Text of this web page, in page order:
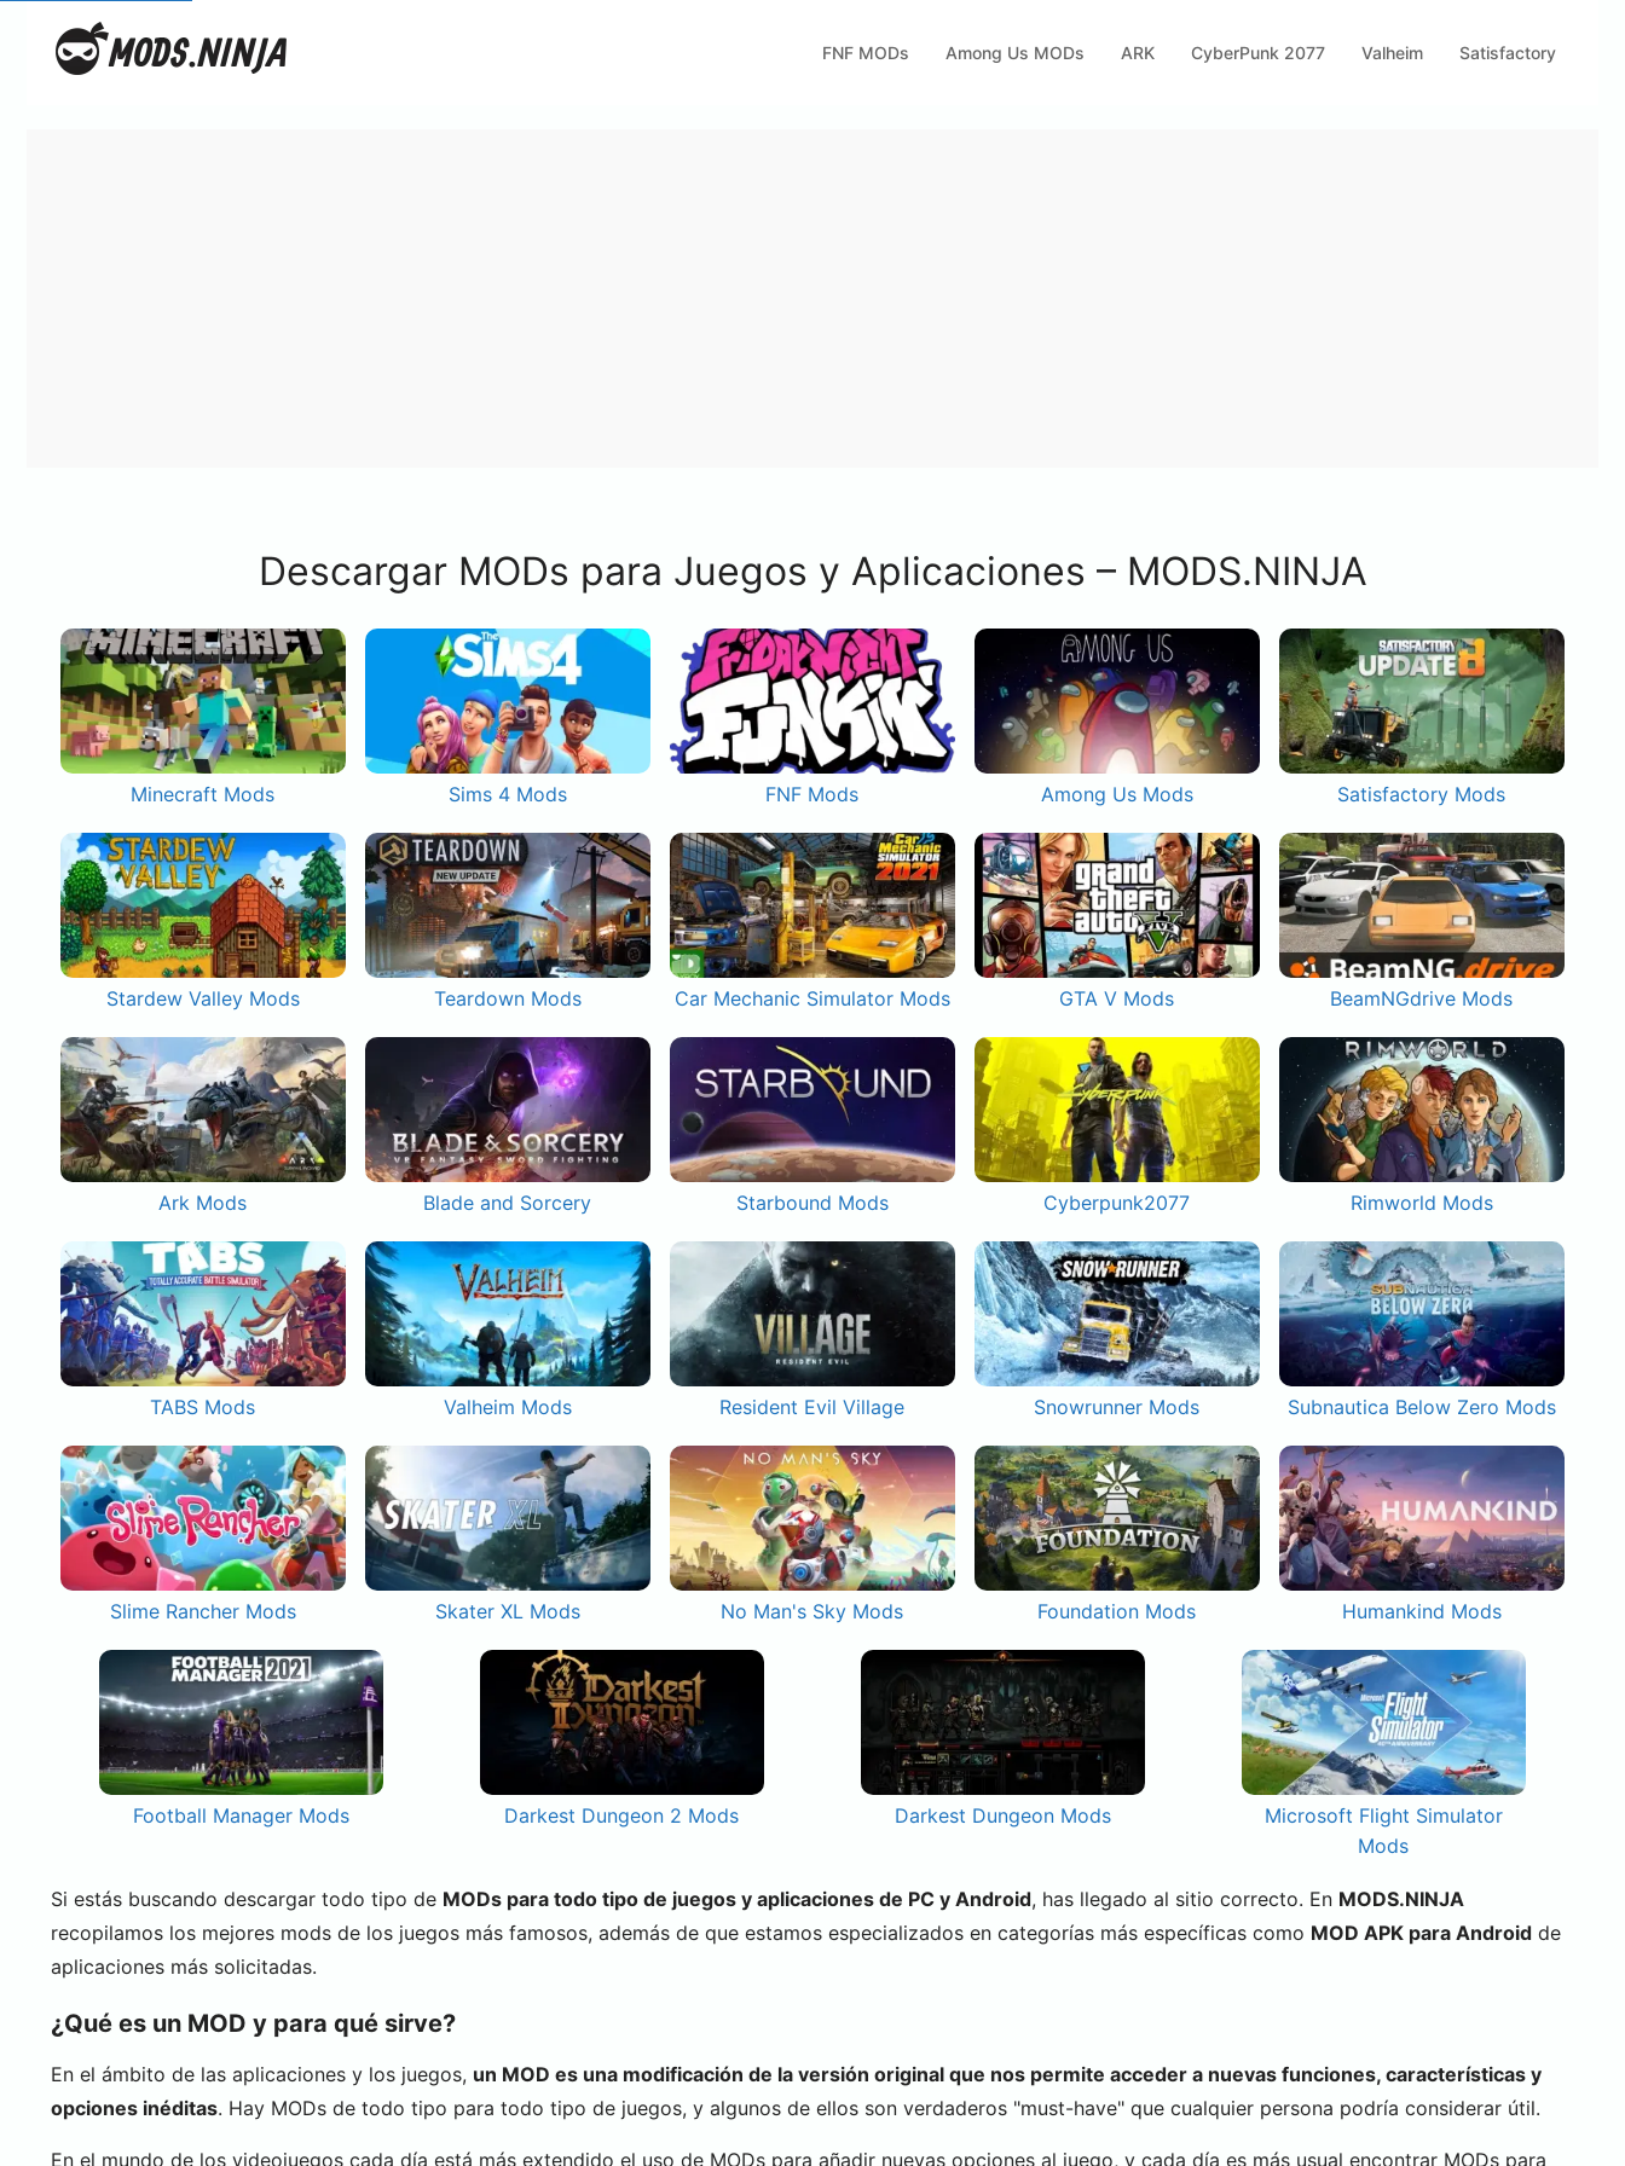
FNF MODs Among Us MODs ARK CyberPunk 2077 Valheim Satisfactory
Descargar MODs para Juegos y Aplicaciones – MODS.NINJA
Minecraft Mods Sims 4 Mods FNF Mods Among Us Mods Satisfactory Mods
Stardew Valley Mods Teardown Mods Car Mechanic Simulator Mods GTA V Mods BeamNGdrive Mods
Ark Mods Blade and Sorcery Starbound Mods Cyberpunk2077 Rimworld Mods
TABS Mods Valheim Mods Resident Evil Village Snowrunner Mods Subnautica Below Zero Mods
Slime Rancher Mods Skater XL Mods No Man's Sky Mods Foundation Mods Humankind Mods
Football Manager Mods Darkest Dungeon 2 Mods Darkest Dungeon Mods
Microsoft Flight Simulator
Mods
Si estás buscando descargar todo tipo de MODs para todo tipo de juegos y aplicaciones de PC y Android, has llegado al sitio correcto. En MODS.NINJA
recopilamos los mejores mods de los juegos más famosos, además de que estamos especializados en categorías más específicas como MOD APK para Android de
aplicaciones más solicitadas.
¿Qué es un MOD y para qué sirve?
En el ámbito de las aplicaciones y los juegos, un MOD es una modificación de la versión original que nos permite acceder a nuevas funciones, características y
opciones inéditas. Hay MODs de todo tipo para todo tipo de juegos, y algunos de ellos son verdaderos "must-have" que cualquier persona podría considerar útil.
En el mundo de los videojuegos cada día está más extendido el uso de MODs para añadir nuevas opciones al juego, y cada día es más usual encontrar MODs para